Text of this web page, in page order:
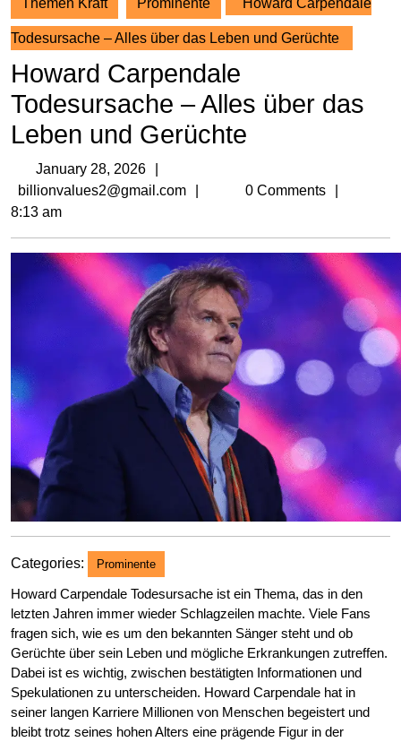
Themen Kraft Prominente Howard Carpendale
Todesursache – Alles über das Leben und Gerüchte
Howard Carpendale
Todesursache – Alles über das
Leben und Gerüchte
January 28, 2026
28,
billionvalues2@gmail.com billionvalues2@gmail.com
0 Comments
8:13 am
Categories: Prominente
Howard Carpendale Todesursache ist ein Thema, das in den
letzten Jahren immer wieder Schlagzeilen machte. Viele Fans
fragen sich, wie es um den bekannten Sänger steht und ob
Gerüchte über sein Leben und mögliche Erkrankungen zutreffen.
Dabei ist es wichtig, zwischen bestätigten Informationen und
Spekulationen zu unterscheiden. Howard Carpendale hat in
seiner langen Karriere Millionen von Menschen begeistert und
bleibt trotz seines hohen Alters eine prägende Figur in der